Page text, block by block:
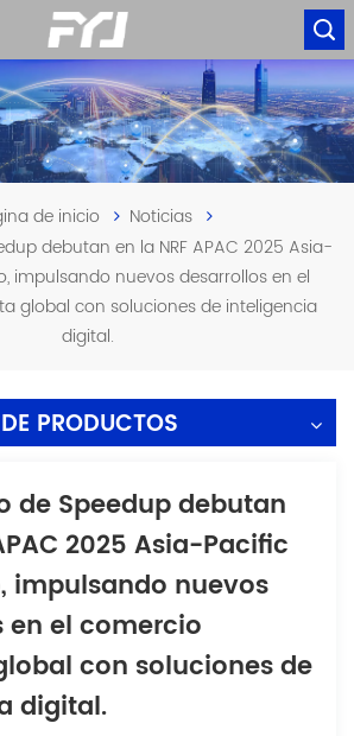
de inicio
Noticias
debutan en la NRF APAC 2025 Asia-
impulsando nuevos desarrollos en el
global con soluciones de inteligencia
digital.
PRODUCTOS
de Speedup debutan
2025 Asia-Pacific
impulsando nuevos
en el comercio
con soluciones de
digital.